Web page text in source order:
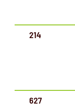
214
627